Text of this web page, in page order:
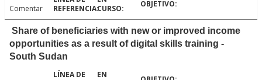
Comentar
Share of beneficiaries with new or improved income
opportunities as a result of digital skills training -
South Sudan